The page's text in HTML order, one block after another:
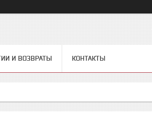
И ВОЗВРАТЫ КОНТАКТЫ